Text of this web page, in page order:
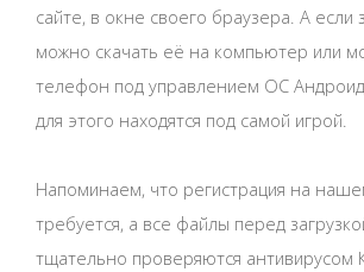
сайте, в окне своего браузера. А если
можно скачать её на компьютер или
телефон под управлением ОС
для этого находятся под самой игрой.
Напоминаем, что регистрация на
требуется, а все файлы перед
тщательно проверяются антивирусом